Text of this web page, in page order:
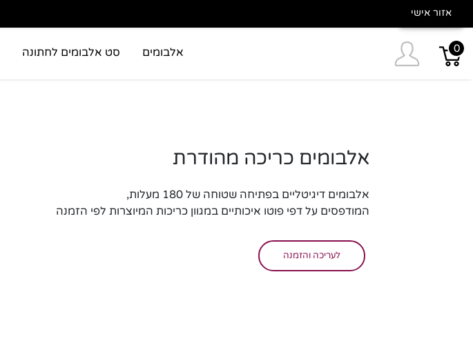
אזור אישי
אלבומים סט אלבומים לחתונה 0
אלבומים כריכה מהודרת
אלבומים דיגיטליים בפתיחה שטוחה של 180 מעלות,
המודפסים על דפי פוטו איכותיים במגוון כריכות המיוצרות לפי הזמנה
לעריכה והזמנה